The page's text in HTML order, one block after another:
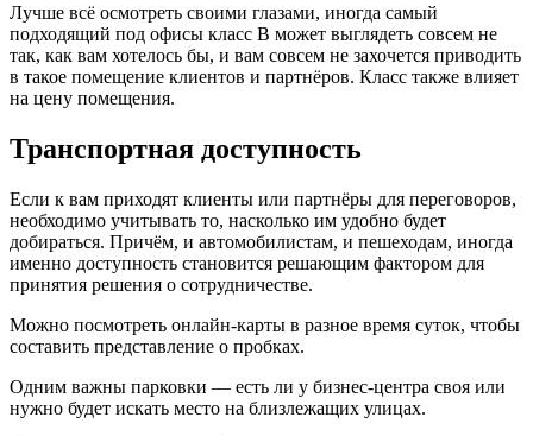
Лучше всё осмотреть своими глазами, иногда самый
подходящий под офисы класс B может выглядеть совсем не
так, как вам хотелось бы, и вам совсем не захочется приводить
в такое помещение клиентов и партнёров. Класс также влияет
на цену помещения.
Транспортная доступность
Если к вам приходят клиенты или партнёры для переговоров,
необходимо учитывать то, насколько им удобно будет
добираться. Причём, и автомобилистам, и пешеходам, иногда
именно доступность становится решающим фактором для
принятия решения о сотрудничестве.
Можно посмотреть онлайн-карты в разное время суток, чтобы
составить представление о пробках.
Одним важны парковки — есть ли у бизнес-центра своя или
нужно будет искать место на близлежащих улицах.